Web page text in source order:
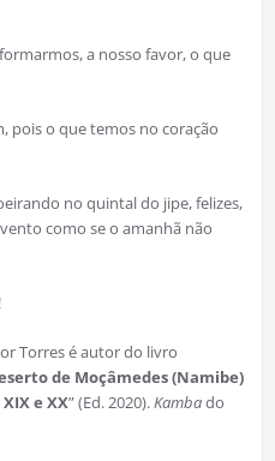
a nosso favor, o que
pois o que temos no coração
no quintal do jipe, felizes,
como se o amanhã não
Torres é autor do livro
de Moçâmedes (Namibe)
e XX” (Ed. 2020). Kambado